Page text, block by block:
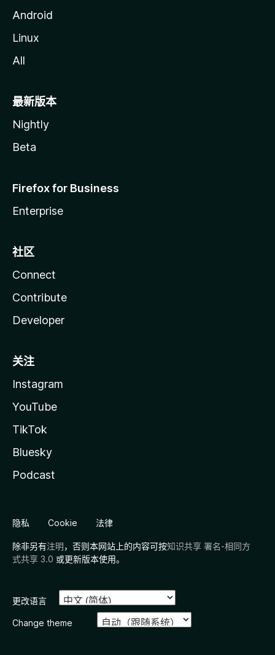
Android
Linux
All
最新版本
Nightly
Beta
Firefox for Business
Enterprise
社区
Connect
Contribute
Developer
关注
Instagram
YouTube
TikTok
Bluesky
Podcast
隐私 Cookie 法律
除非另有注明，否则本网站上的内容可按知识共享 署名-相同方
式共享 3.0 或更新版本使用。
更改语言
Change theme